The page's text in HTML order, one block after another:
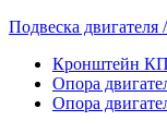
Подвеска
Кронштейн
Опора
Опора